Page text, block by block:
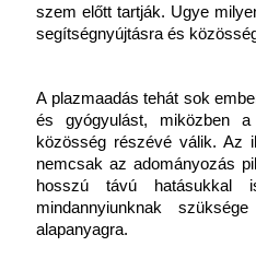
szem előtt tartják. Ugye
segítségnyújtásra és
A plazmaadás tehát sok
és gyógyulást, miközben
közösség részévé válik. Az
nemcsak az adományozás
hosszú távú hatásukkal
mindannyiunknak
alapanyagra.